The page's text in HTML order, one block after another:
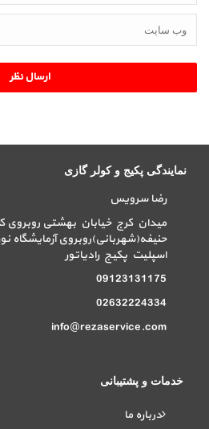
نمایندگی پکیج و کولر گازی
رضا سرویس
حنیفه(شهربانی)روبروی آزمایشگاه
اسپلیت پکیج رادیاتور
09123131175
02632224334
info@rezaservice.com
خدمات و پشتیبانی
درباره ما